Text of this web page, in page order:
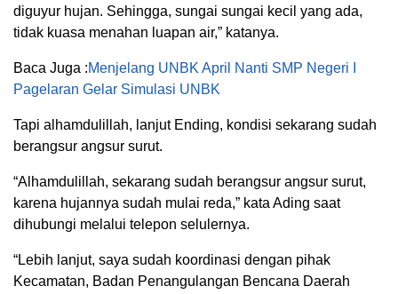
diguyur hujan. Sehingga, sungai sungai kecil yang ada,
tidak kuasa menahan luapan air,” katanya.
Baca Juga :Menjelang UNBK April Nanti SMP Negeri I
Pagelaran Gelar Simulasi UNBK
Tapi alhamdulillah, lanjut Ending, kondisi sekarang sudah
berangsur angsur surut.
“Alhamdulillah, sekarang sudah berangsur angsur surut,
karena hujannya sudah mulai reda,” kata Ading saat
dihubungi melalui telepon selulernya.
“Lebih lanjut, saya sudah koordinasi dengan pihak
Kecamatan, Badan Penangulangan Bencana Daerah